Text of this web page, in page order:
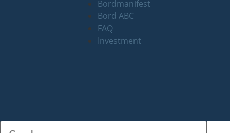
Bordmanifest
Bord ABC
FAQ
Investment